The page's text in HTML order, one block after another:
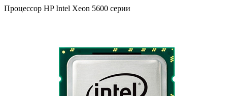
Процессор HP Intel Xeon 5600 серии